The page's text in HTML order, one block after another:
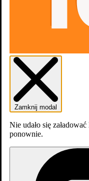
Zamknij modal
Nie udało się
ponownie.